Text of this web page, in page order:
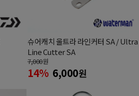
슈어캐치 울트라 라인커터 SA / Ultra
Line Cutter SA
7,000원
14% 6,000원